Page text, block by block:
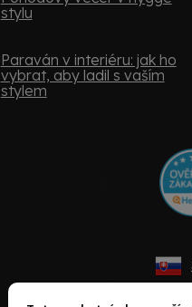
stylu
Paraván v interiéru: jak ho
vybrat, aby ladil s vaším
stylem